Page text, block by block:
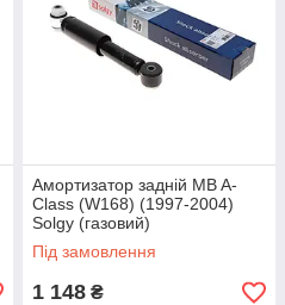
Амортизатор задній MB A-
Class (W168) (1997-2004)
Solgy (газовий)
Під замовлення
1 148 ₴